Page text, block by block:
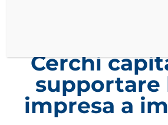
Cerchi
supportare
impresa a